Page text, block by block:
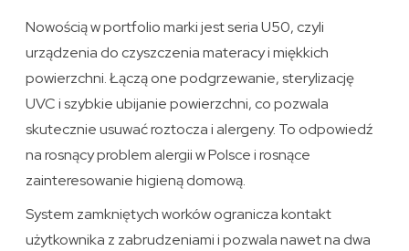
Nowością w portfolio marki jest seria U50, czyli
urządzenia do czyszczenia materacy i miękkich
powierzchni. Łączą one podgrzewanie, sterylizację
UVC i szybkie ubijanie powierzchni, co pozwala
skutecznie usuwać roztocza i alergeny. To odpowiedź
na rosnący problem alergii w Polsce i rosnące
zainteresowanie higieną domową.
System zamkniętych worków ogranicza kontakt
użytkownika z zabrudzeniami i pozwala nawet na dwa